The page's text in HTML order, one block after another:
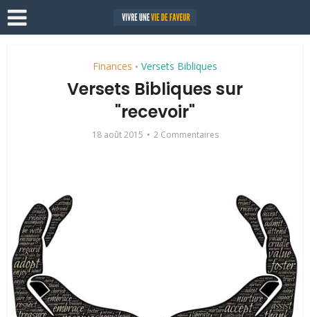
Finances • Versets Bibliques
Versets Bibliques sur
"recevoir"
18 août 2015 2 Commentaires